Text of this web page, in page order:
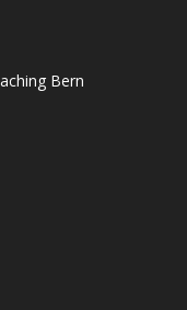
Bern